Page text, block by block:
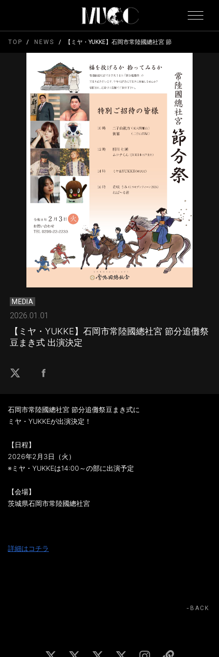
TOP NEWS 【ミヤ・YUKKE】石岡市常陸國總社宮 節分追儺祭豆まき
MEDIA
2026.01.01
【ミヤ・YUKKE】石岡市常陸國總社宮 節分追儺祭
豆まき式 出演決定
石岡市常陸國總社宮 節分追儺祭豆まき式に
ミヤ・YUKKEが出演決定！
【日程】
2026年2月3日（火）
※ミヤ・YUKKEは14:00～の部に出演予定
【会場】
茨城県石岡市常陸國總社宮
詳細はコチラ
BACK